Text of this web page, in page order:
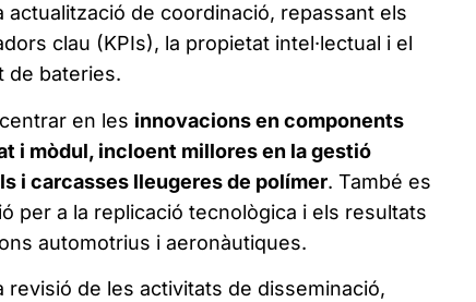
actualització de coordinació, repassant els
clau (KPIs), la propietat intel·lectual i el
de bateries.
en les innovacions en components
i mòdul, incloent millores en la gestió
i carcasses lleugeres de polímer. També es
per a la replicació tecnològica i els resultats
automotrius i aeronàutiques.
revisió de les activitats de disseminació,